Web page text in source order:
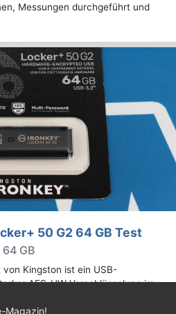
Messungen durchgeführt und
50 G2 64 GB Test
GB
Kingston ist ein USB-
AES-HW-Verschlüsselung im
GB-Modell im Praxistest
Magazin!